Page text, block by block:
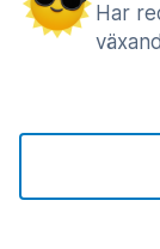
Har